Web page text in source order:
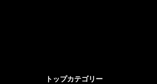
トップカテゴリー